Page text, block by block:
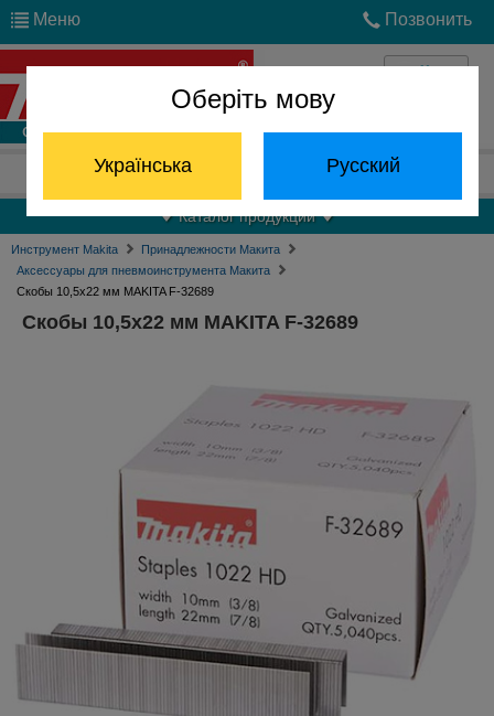
Оберіть мову
Українська Русский
Меню Позвонить
Войти
Отдел запчастей: (068) 824-24-24
Каталог продукции
Инструмент Makita
Принадлежности Макита
Аксессуары для пневмоинструмента Макита
Скобы 10,5х22 мм MAKITA F-32689
Скобы 10,5х22 мм MAKITA F-32689